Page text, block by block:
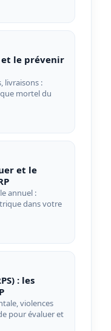
le prévenir
livraisons :
mortel du
et le
annuel :
dans votre
: les
violences
pour évaluer et